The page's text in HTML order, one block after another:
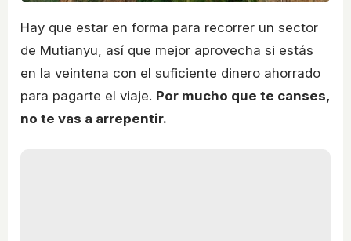
Hay que estar en forma para recorrer un sector
de Mutianyu, así que mejor aprovecha si estás
en la veintena con el suficiente dinero ahorrado
para pagarte el viaje. Por mucho que te canses,
no te vas a arrepentir.